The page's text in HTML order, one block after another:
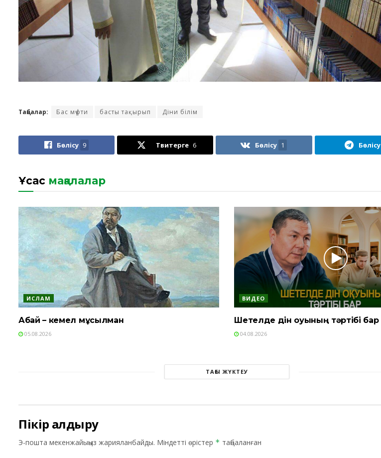
Таңбалар: Бас мүфти басты тақырып Діни білім
Бөлісу 9 Твитерге 6 Бөлісу 1 Бөлісу
Ұқсас мақалалар
ИСЛАМ
Абай – кемел мұсылман
05.08.2026
ВИДЕО
Шетелде дін оқуының тәртібі бар
04.08.2026
ТАҒЫ ЖҮКТЕУ
Пікір қалдыру
Э-пошта мекенжайыңыз жарияланбайды. Міндетті өрістер * таңбаланған